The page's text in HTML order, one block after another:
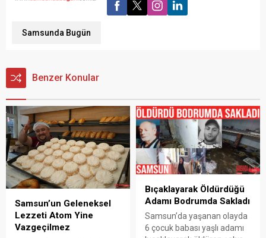
Samsunda Bugün
Benzer Konular
Samsun’un Geleneksel
Lezzeti Atom Yine
Vazgeçilmez
Bıçaklayarak Öldürdüğü
Adamı Bodrumda Sakladı
Samsun’da yaşanan olayda
6 çocuk babası yaşlı adamı